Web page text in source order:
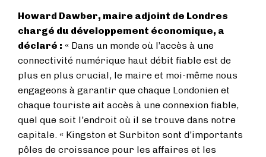
Howard Dawber, maire adjoint de Londres
chargé du développement économique, a
déclaré : « Dans un monde où l’accès à une
connectivité numérique haut débit fiable est de
plus en plus crucial, le maire et moi-même nous
engageons à garantir que chaque Londonien et
chaque touriste ait accès à une connexion fiable,
quel que soit l'endroit où il se trouve dans notre
capitale. « Kingston et Surbiton sont d'importants
pôles de croissance pour les affaires et les